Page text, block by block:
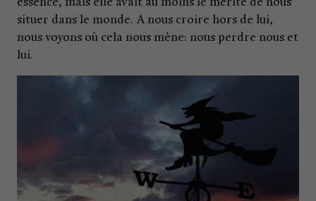
essence, mais elle avait au moins le mérite de nous
situer dans le monde. A nous croire hors de lui,
nous voyons où cela nous mène: nous perdre nous et
lui.